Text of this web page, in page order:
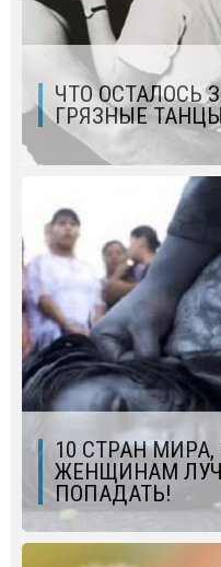
ЧТО ОСТАЛОСЬ
ГРЯЗНЫЕ
10 СТРАН
ЖЕНЩИНАМ
ПОПАДАТЬ!